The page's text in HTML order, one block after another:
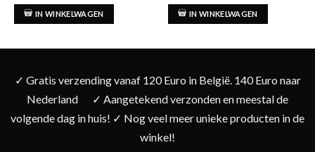
IN WINKELWAGEN IN WINKELWAGEN
✓ Gratis verzending vanaf 120 Euro in België. 140 Euro naar
Nederland
✓ Aangetekend verzonden en meestal de
volgende dag in huis! ✓ Nog veel meer unieke producten in de
winkel!